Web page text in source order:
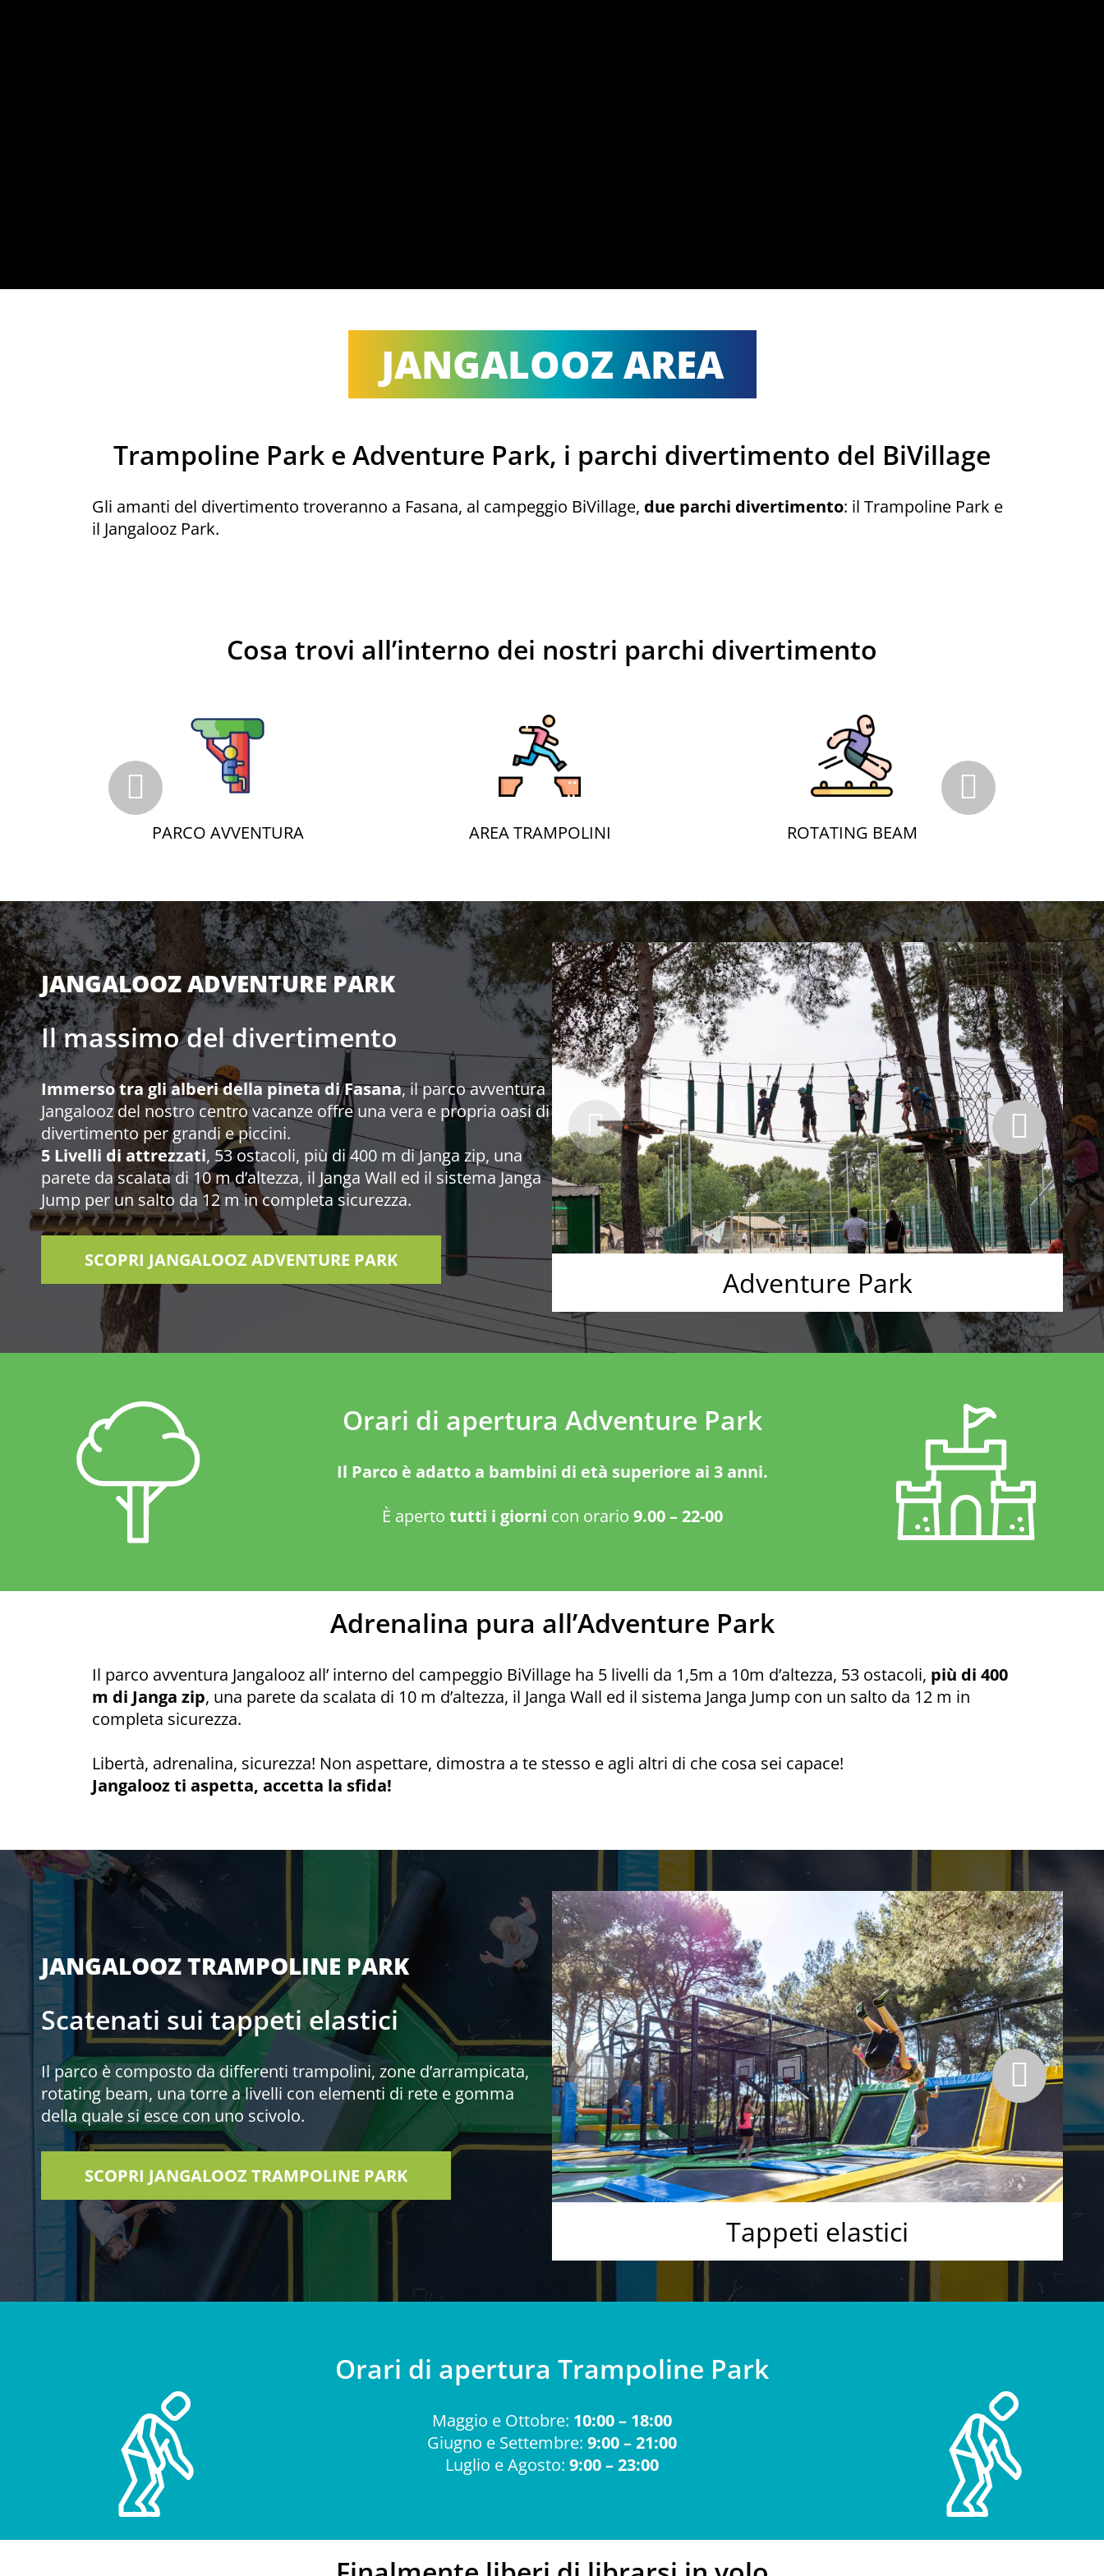
JANGALOOZ AREA
Trampoline Park e Adventure Park, i parchi divertimento del BiVillage
Gli amanti del divertimento troveranno a Fasana, al campeggio BiVillage, due parchi divertimento: il Trampoline Park e
il Jangalooz Park.
Cosa trovi all’interno dei nostri parchi divertimento
PARCO AVVENTURA AREA TRAMPOLINI ROTATING BEAM
JANGALOOZ ADVENTURE PARK
Il massimo del divertimento
Immerso tra gli alberi della pineta di Fasana, il parco avventura
Jangalooz del nostro centro vacanze offre una vera e propria oasi di
divertimento per grandi e piccini.
5 Livelli di attrezzati, 53 ostacoli, più di 400 m di Janga zip, una
parete da scalata di 10 m d’altezza, il Janga Wall ed il sistema Janga
Jump per un salto da 12 m in completa sicurezza.
SCOPRI JANGALOOZ ADVENTURE PARK
Adventure Park
Orari di apertura Adventure Park
Il Parco è adatto a bambini di età superiore ai 3 anni.
È aperto tutti i giorni con orario 9.00 – 22-00
Adrenalina pura all’Adventure Park
Il parco avventura Jangalooz all’ interno del campeggio BiVillage ha 5 livelli da 1,5m a 10m d’altezza, 53 ostacoli, più di 400
m di Janga zip, una parete da scalata di 10 m d’altezza, il Janga Wall ed il sistema Janga Jump con un salto da 12 m in
completa sicurezza.
Libertà, adrenalina, sicurezza! Non aspettare, dimostra a te stesso e agli altri di che cosa sei capace!
Jangalooz ti aspetta, accetta la sfida!
JANGALOOZ TRAMPOLINE PARK
Scatenati sui tappeti elastici
Il parco è composto da differenti trampolini, zone d’arrampicata,
rotating beam, una torre a livelli con elementi di rete e gomma
della quale si esce con uno scivolo.
SCOPRI JANGALOOZ TRAMPOLINE PARK
Tappeti elastici
Orari di apertura Trampoline Park
Maggio e Ottobre: 10:00 – 18:00
Giugno e Settembre: 9:00 – 21:00
Luglio e Agosto: 9:00 – 23:00